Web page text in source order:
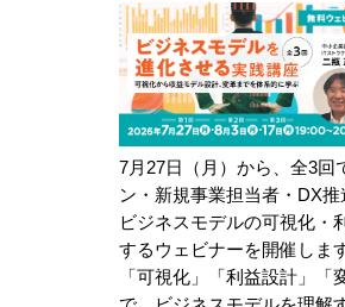
7月27日（月）から、全3回
ン・新規事業担当者・DX推
ビジネスモデルの可視化・
するウェビナーを開催しま
「可視化」「利益設計」「